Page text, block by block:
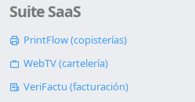
Suite SaaS
PrintFlow (copisterías)
WebTV (cartelería)
VeriFactu (facturación)